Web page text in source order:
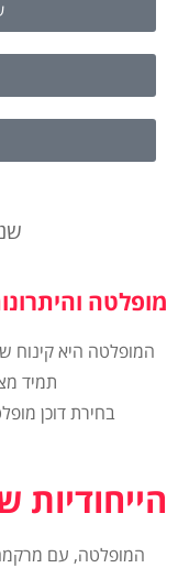
מופלטה
המופלטה היא קינוח
תמיד
בחירת דוכן
הייחודיות
המופלטה, עם